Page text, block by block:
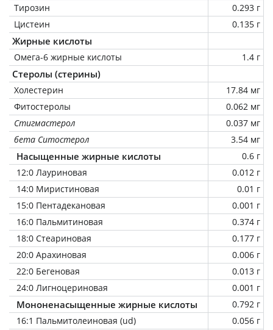
Тирозин
0.293 г
Цистеин
0.135 г
Жирные кислоты
Омега-6 жирные кислоты 1.4 г
Стеролы (стерины)
Холестерин
17.84 мг
Фитостеролы
0.062 мг
Стигмастерол
0.037 мг
бета Ситостерол
3.54 мг
Насыщенные жирные кислоты
0.6 г
12:0 Лауриновая
0.012 г
14:0 Миристиновая
0.01 г
15:0 Пентадекановая
0.001 г
16:0 Пальмитиновая
0.374 г
18:0 Стеариновая
0.177 г
20:0 Арахиновая
0.006 г
22:0 Бегеновая
0.013 г
24:0 Лигноцериновая
0.001 г
Мононенасыщенные жирные кислоты
0.792 г
16:1 Пальмитолеиновая (ud)
0.056 г